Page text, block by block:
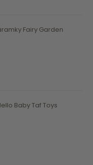
Fairy Garden
Baby Taf Toys